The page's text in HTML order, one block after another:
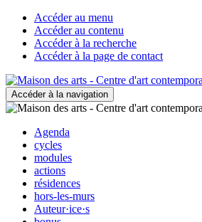
Accéder au menu
Accéder au contenu
Accéder à la recherche
Accéder à la page de contact
Accéder à la navigation
Agenda
cycles
modules
actions
résidences
hors-les-murs
Auteur·ice·s